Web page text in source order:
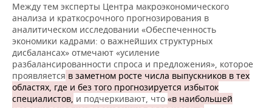
Между тем эксперты Центра макроэкономического
анализа и краткосрочного прогнозирования в
аналитическом исследовании «Обеспеченность
экономики кадрами: о важнейших структурных
дисбалансах» отмечают «усиление
разбалансированности спроса и предложения», которое
проявляется в заметном росте числа выпускников в тех
областях, где и без того прогнозируется избыток
специалистов, и подчеркивают, что «в наибольшей